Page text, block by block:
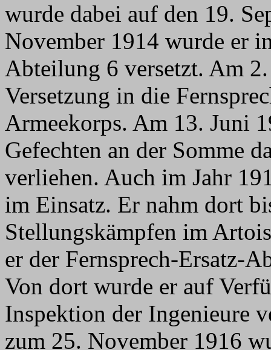
wurde dabei auf den 19.
November 1914 wurde er
Abteilung 6 versetzt. Am
Versetzung in die
Armeekorps. Am 13. Juni
Gefechten an der Somme
verliehen. Auch im Jahr
im Einsatz. Er nahm dort
Stellungskämpfen im
er der Fernsprech-Ersatz-
Von dort wurde er auf
Inspektion der Ingenieure
zum 25. November 1916